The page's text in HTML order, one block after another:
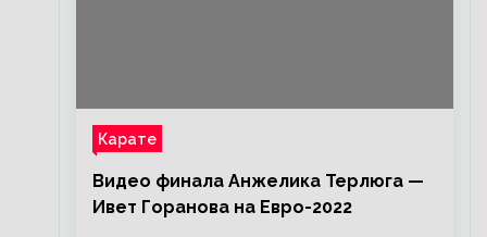
Карате
Видео финала Анжелика Терлюга —
Ивет Горанова на Евро-2022